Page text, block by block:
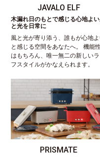
JAVALO ELF
木漏れ日のもとで感じる心地よ
と光を日常に
風と光が寄り添う、誰もが心地
と感じる空間をあなたへ。 機能
はもちろん、唯一無二の新しいラ
フスタイルがかなえられます。
PRISMATE